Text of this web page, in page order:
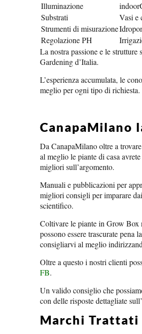
Illuminazione
Substrati
Vasi e
Strumenti di misurazione
Regolazione PH
La nostra passione e le
Gardening d’Italia.
L’esperienza accumulata, le
meglio per ogni tipo di
CanapaMilano
Da CanapaMilano oltre a
al meglio le piante di casa
migliori sull’argomento.
Manuali e pubblicazioni per
migliori consigli per imparare
scientifico.
Coltivare le piante in Grow Box
possono essere trascurate
consigliarvi al meglio
Oltre a questo i nostri clienti
FB.
Un valido consiglio che
con delle risposte dettagliate
Marchi Trattati